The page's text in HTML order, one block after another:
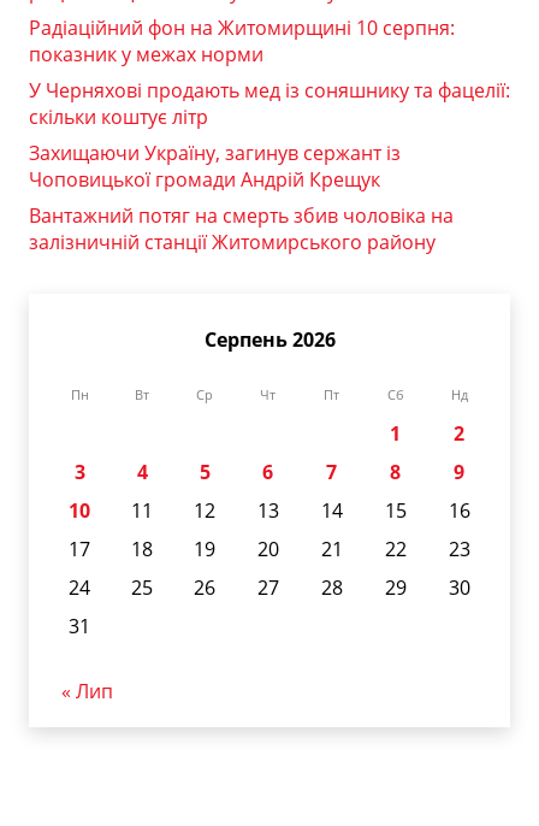
Радіаційний фон на Житомирщині 10 серпня:
показник у межах норми
У Черняхові продають мед із соняшнику та фацелії:
скільки коштує літр
Захищаючи Україну, загинув сержант із
Чоповицької громади Андрій Крещук
Вантажний потяг на смерть збив чоловіка на
залізничній станції Житомирського району
Серпень 2026
Пн Вт Ср Чт Пт Сб Нд
1
2
3
4 5 6 7 8
9
10
11 12 13 14 15
16
17
18 19 20 21 22
23
24
25 26 27 28 29
30
31
« Лип